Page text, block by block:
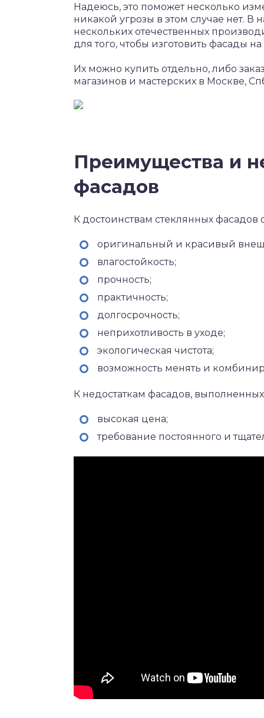
Надеюсь, это поможет несколько
никакой угрозы в этом случае нет. В
нескольких отечественных
для того, чтобы изготовить фасады
Их можно купить отдельно, либо
магазинов и мастерских в Москве,
Преимущества и
фасадов
К достоинствам стеклянных фасадов
оригинальный и красивый
влагостойкость;
прочность;
практичность;
долгосрочность;
неприхотливость в уходе;
экологическая чистота;
возможность менять и
К недостаткам фасадов, выполненных
высокая цена;
требование постоянного и